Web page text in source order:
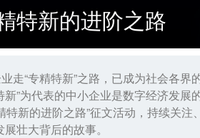
特新的进阶之路
走“专精特新”之路，已成为社会各
新”为代表的中小企业是数字经济发
特新的进阶之路”征文活动，持续关
壮大背后的故事。